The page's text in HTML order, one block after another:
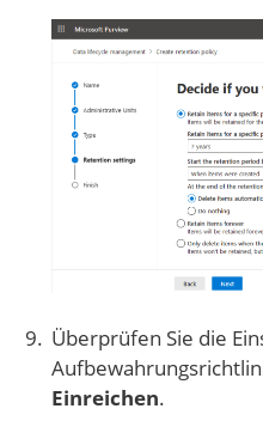
Überprüfen Sie die
Einreichen.